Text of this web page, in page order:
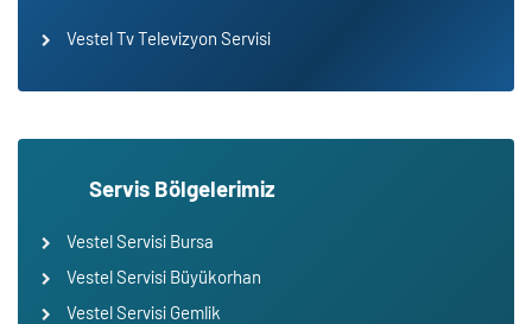
Vestel Tv Televizyon Servisi
Servis Bölgelerimiz
Vestel Servisi Bursa
Vestel Servisi Büyükorhan
Vestel Servisi Gemlik